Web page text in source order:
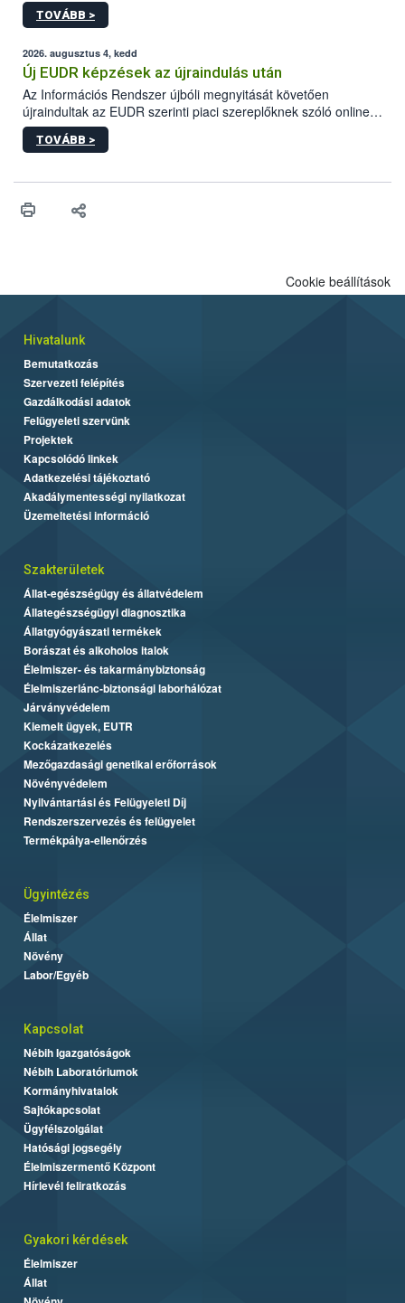
ezért nem csupán a megfelelő sütési technikáról szól: legalább
higiéniai szabályok betartása, a megfelelő hőkezelés, valamint a
maradékok szakszerű tárolása. A Nemzeti Élelmiszerlánc-
biztonsági Hivatal (Nébih) Oktatási Programja összegyűjtötte a
biztonságos grillezés legfontosabb tudnivalóit.
TOVÁBB >
2026. augusztus 4, kedd
Új EUDR képzések az újraindulás után
Az Információs Rendszer újbóli megnyitását követően
újraindultak az EUDR szerinti piaci szereplőknek szóló online
képzések.
TOVÁBB >
Cookie beállítások
Hivatalunk
Bemutatkozás
Szervezeti felépítés
Gazdálkodási adatok
Felügyeleti szervünk
Projektek
Kapcsolódó linkek
Adatkezelési tájékoztató
Akadálymentességi nyilatkozat
Üzemeltetési információ
Szakterületek
Állat-egészségügy és állatvédelem
Állategészségügyi diagnosztika
Állatgyógyászati termékek
Borászat és alkoholos italok
Élelmiszer- és takarmánybiztonság
Élelmiszerlánc-biztonsági laborhálózat
Járványvédelem
Kiemelt ügyek, EUTR
Kockázatkezelés
Mezőgazdasági genetikai erőforrások
Növényvédelem
Nyilvántartási és Felügyeleti Díj
Rendszerszervezés és felügyelet
Termékpálya-ellenőrzés
Ügyintézés
Élelmiszer
Állat
Növény
Labor/Egyéb
Kapcsolat
Nébih Igazgatóságok
Nébih Laboratóriumok
Kormányhivatalok
Sajtókapcsolat
Ügyfélszolgálat
Hatósági jogsegély
Élelmiszermentő Központ
Hírlevél feliratkozás
Gyakori kérdések
Élelmiszer
Állat